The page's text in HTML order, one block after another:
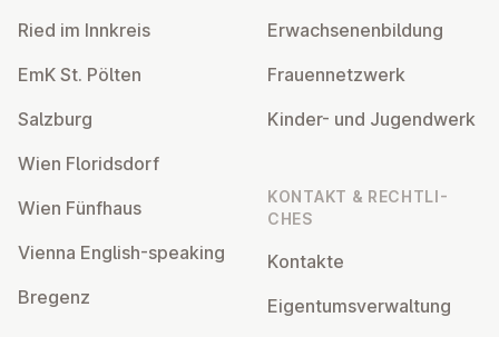
Ried im Innkreis
EmK St. Pölten
Salzburg
Wien Flo­rids­dorf
Wien Fünfhaus
Vienna English-speaking
Bregenz
Er­wach­se­nen­bil­dung
Frau­en­netz­werk
Kinder- und Ju­gend­werk
KONTAKT & RECHT­LI­
CHES
Kontakte
Ei­gen­tums­ver­wal­tung